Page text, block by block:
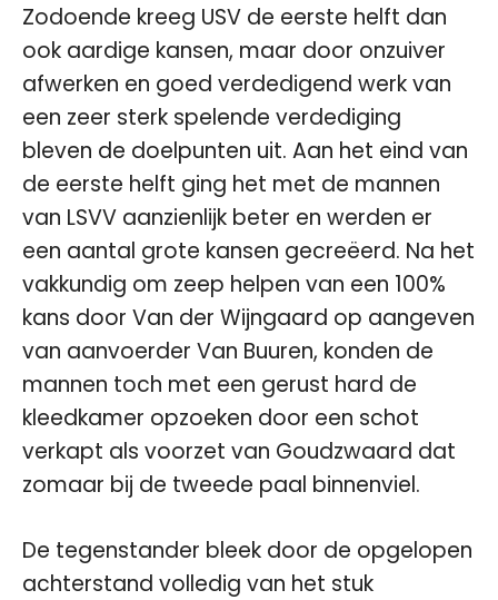
Zodoende kreeg USV de eerste helft dan
ook aardige kansen, maar door onzuiver
afwerken en goed verdedigend werk van
een zeer sterk spelende verdediging
bleven de doelpunten uit. Aan het eind van
de eerste helft ging het met de mannen
van LSVV aanzienlijk beter en werden er
een aantal grote kansen gecreëerd. Na het
vakkundig om zeep helpen van een 100%
kans door Van der Wijngaard op aangeven
van aanvoerder Van Buuren, konden de
mannen toch met een gerust hard de
kleedkamer opzoeken door een schot
verkapt als voorzet van Goudzwaard dat
zomaar bij de tweede paal binnenviel.
De tegenstander bleek door de opgelopen
achterstand volledig van het stuk